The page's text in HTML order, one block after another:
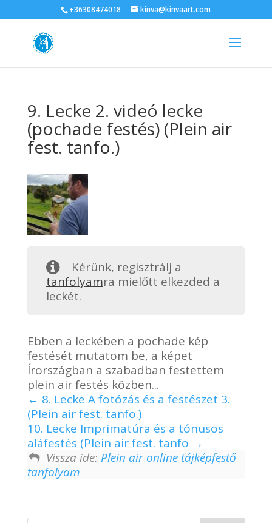
+36308474018 kinva@kinvaart.com
9. Lecke 2. videó lecke
(pochade festés) (Plein air
fest. tanfo.)
Kérünk, regisztrálj a
tanfolyamra mielőtt elkezded a
leckét.
Ebben a leckében a pochade kép
festését mutatom be, a képet
Írországban a szabadban festettem
plein air festés közben...
8. Lecke A fotózás és a festészet 3.
(Plein air fest. tanfo.)
10. Lecke Imprimatúra és a tónusos
aláfestés (Plein air fest. tanfo
Vissza ide: Plein air online tájképfestő
tanfolyam